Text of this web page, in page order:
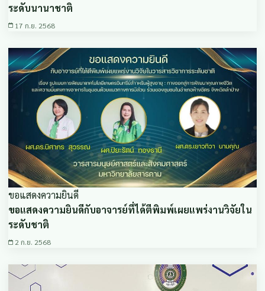
ระดับนานาชาติ
17 ก.ย. 2568
ขอแสดงความยินดี
ขอแสดงความยินดีกับอาจารย์ที่ได้ตีพิมพ์เผยแพร่งานวิจัยใน
ระดับชาติ
2 ก.ย. 2568